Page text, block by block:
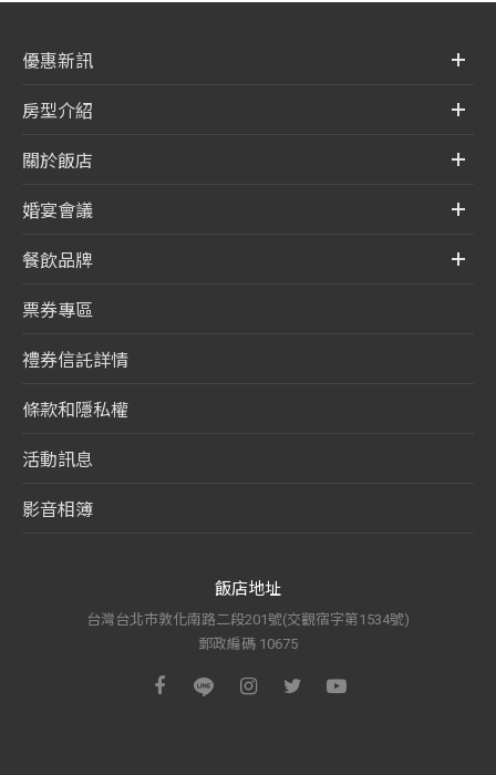
優惠新訊
房型介紹
關於飯店
婚宴會議
餐飲品牌
票券專區
禮券信託詳情
條款和隱私權
活動訊息
影音相簿
飯店地址
台灣台北市敦化南路二段201號(交觀宿字第1534號)
郵政編碼 10675